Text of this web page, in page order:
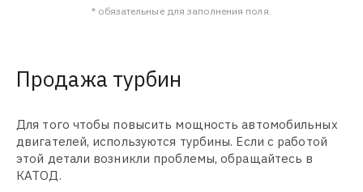
* обязательные для заполнения поля.
Продажа турбин
Для того чтобы повысить мощность автомобильных
двигателей, используются турбины. Если с работой
этой детали возникли проблемы, обращайтесь в
КАТОД.